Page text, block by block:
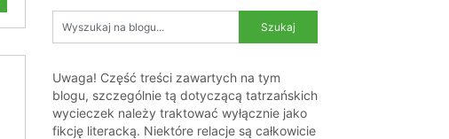
Uwaga! Część treści zawartych na tym
blogu, szczególnie tą dotyczącą tatrzańskich
wycieczek należy traktować wyłącznie jako
fikcję literacką. Niektóre relacje są całkowicie